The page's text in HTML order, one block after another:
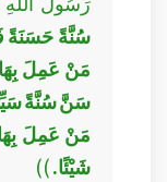
سُنَّةً حَسَنَةً
مَنْ عَمِلَ
سَنَّ سُنَّةً
مَنْ عَمِلَ
شَيْئًا.))